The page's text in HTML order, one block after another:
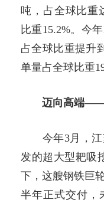
吨，占全球比重
比重15.2%。今
占全球比重提升
单量占全球比重
迈向高端——
今年3月，江
发的超大型耙吸
下，这艘钢铁巨
半年正式交付，